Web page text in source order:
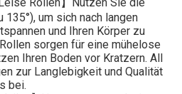
um sich nach langen
und Ihren Körper zu
sorgen für eine mühelose
Ihren Boden vor Kratzern. All
zur Langlebigkeit und Qualität
bei.